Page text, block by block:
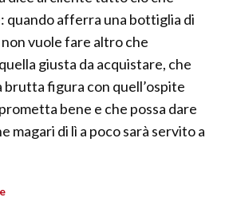
quando afferra una bottiglia di
vuole fare altro che
giusta da acquistare, che
brutta figura con quell’ospite
bene e che possa dare
magari di lì a poco sarà servito a